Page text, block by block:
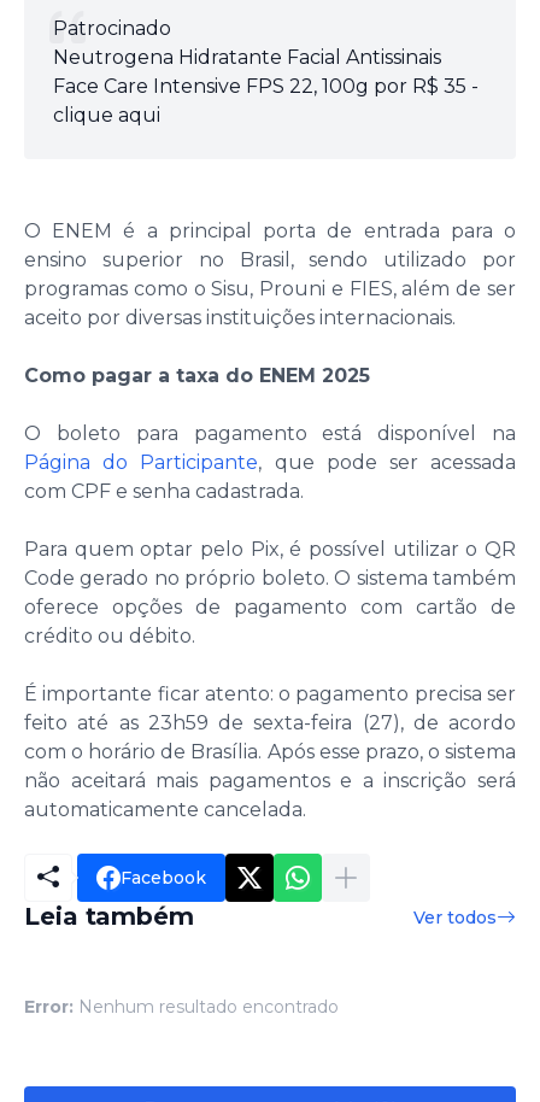
Patrocinado
Neutrogena Hidratante Facial Antissinais
Face Care Intensive FPS 22, 100g por R$ 35 -
clique aqui
O ENEM é a principal porta de entrada para o
ensino superior no Brasil, sendo utilizado por
programas como o Sisu, Prouni e FIES, além de ser
aceito por diversas instituições internacionais.
Como pagar a taxa do ENEM 2025
O boleto para pagamento está disponível na
Página do Participante, que pode ser acessada
com CPF e senha cadastrada.
Para quem optar pelo Pix, é possível utilizar o QR
Code gerado no próprio boleto. O sistema também
oferece opções de pagamento com cartão de
crédito ou débito.
É importante ficar atento: o pagamento precisa ser
feito até as 23h59 de sexta-feira (27), de acordo
com o horário de Brasília. Após esse prazo, o sistema
não aceitará mais pagamentos e a inscrição será
automaticamente cancelada.
Facebook
Leia também Ver todos
Error: Nenhum resultado encontrado